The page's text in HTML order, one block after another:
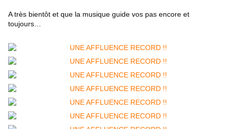
A très bientôt et que la musique guide vos pas encore et
toujours…